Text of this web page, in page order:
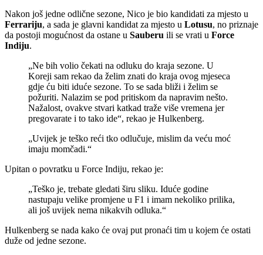
Nakon još jedne odlične sezone, Nico je bio kandidati za mjesto u
Ferrariju, a sada je glavni kandidat za mjesto u Lotusu, no priznaje
da postoji mogućnost da ostane u Sauberu ili se vrati u Force
Indiju.
„Ne bih volio čekati na odluku do kraja sezone. U
Koreji sam rekao da želim znati do kraja ovog mjeseca
gdje ću biti iduće sezone. To se sada bliži i želim se
požuriti. Nalazim se pod pritiskom da napravim nešto.
Nažalost, ovakve stvari katkad traže više vremena jer
pregovarate i to tako ide“, rekao je Hulkenberg.
„Uvijek je teško reći tko odlučuje, mislim da veću moć
imaju momčadi.“
Upitan o povratku u Force Indiju, rekao je:
„Teško je, trebate gledati širu sliku. Iduće godine
nastupaju velike promjene u F1 i imam nekoliko prilika,
ali još uvijek nema nikakvih odluka.“
Hulkenberg se nada kako će ovaj put pronaći tim u kojem će ostati
duže od jedne sezone.